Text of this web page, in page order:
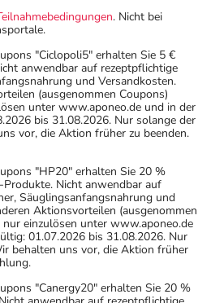
. Nicht bei
"Ciclopoli5" erhalten Sie 5 €
anwendbar auf rezeptpflichtige
und Versandkosten.
(ausgenommen Coupons)
unter www.aponeo.de und in der
bis 31.08.2026. Nur solange der
vor, die Aktion früher zu beenden.
"HP20" erhalten Sie 20 %
Nicht anwendbar auf
Säuglingsanfangsnahrung und
Aktionsvorteilen (ausgenommen
einzulösen unter www.aponeo.de
01.07.2026 bis 31.08.2026. Nur
behalten uns vor, die Aktion früher
"Canergy20" erhalten Sie 20 %